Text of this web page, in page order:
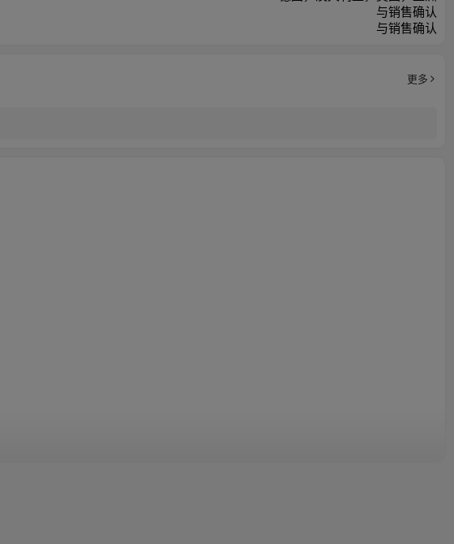
与销售确认
与销售确认
更多